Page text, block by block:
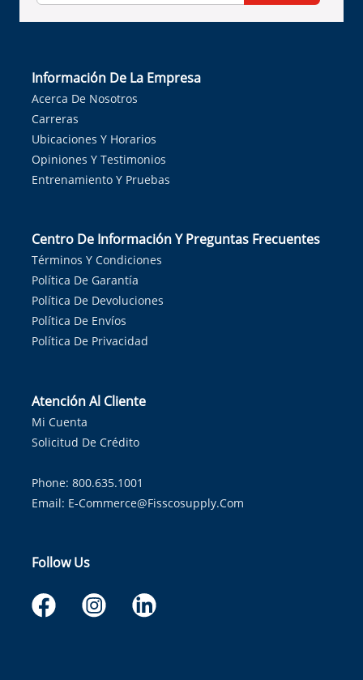
Información De La Empresa
Acerca De Nosotros
Carreras
Ubicaciones Y Horarios
Opiniones Y Testimonios
Entrenamiento Y Pruebas
Centro De Información Y Preguntas Frecuentes
Términos Y Condiciones
Política De Garantía
Política De Devoluciones
Política De Envíos
Política De Privacidad
Atención Al Cliente
Mi Cuenta
Solicitud De Crédito
Phone: 800.635.1001
Email: E-Commerce@fisscosupply.com
Follow Us